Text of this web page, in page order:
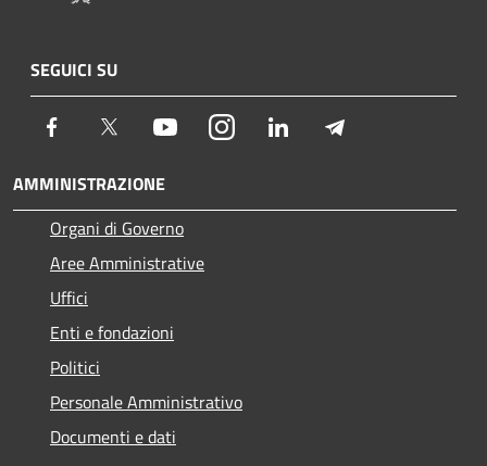
SEGUICI SU
Facebook Twitter YoutubeInstagram LinkedIn
AMMINISTRAZIONE
Organi di Governo
Aree Amministrative
Uffici
Enti e fondazioni
Politici
Personale Amministrativo
Documenti e dati